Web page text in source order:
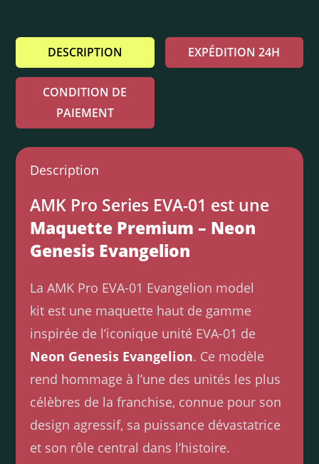
DESCRIPTION EXPÉDITION 24H
CONDITION DE
PAIEMENT
Description
AMK Pro Series EVA-01 est une
Maquette Premium – Neon
Genesis Evangelion
La AMK Pro EVA-01 Evangelion model
kit est une maquette haut de gamme
inspirée de l’iconique unité EVA-01 de
Neon Genesis Evangelion. Ce modèle
rend hommage à l’une des unités les plus
célèbres de la franchise, connue pour son
design agressif, sa puissance dévastatrice
et son rôle central dans l’histoire.